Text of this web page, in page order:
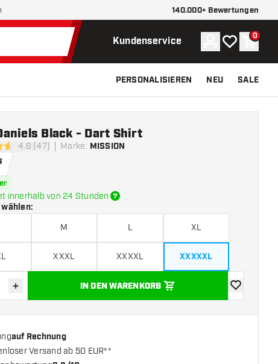
140.000+ Bewertungen
Kundenservice Konto
Meine 0
PERSONALISIEREN NEU SALE
4.6 (47) Marke: MISSION
Black - Dart Shirt
innerhalb von 24 Stunden
:
M L XL
XXXL XXXXL XXXXXL
verringern
Menge erhöhen
+ IN DEN WARENKORB
Zur
auf Rechnung
Versand ab 50 EUR**